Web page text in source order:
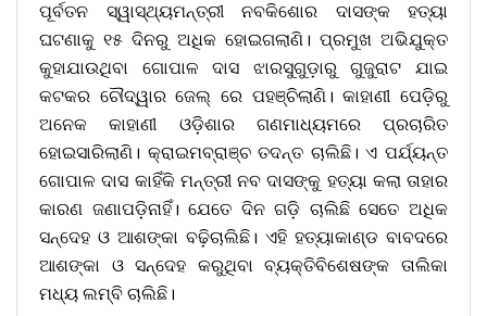
ପୂର୍ବତନ ସ୍ୱାସ୍ଥ୍ୟମନ୍ତ୍ରୀ ନବକିଶୋର ଦାସଙ୍କ ହତ୍ୟା
ଘଟଣାକୁ ୧୫ ଦିନରୁ ଅଧିକ ହୋଇଗଲାଣି। ପ୍ରମୁଖ ଅଭିଯୁକ୍ତ
କୁହାଯାଉଥିବା ଗୋପାଳ ଦାସ ଝାରସୁଗୁଡ଼ାରୁ ଗୁଜୁରାଟ ଯାଇ
କଟକର ଚୌଦ୍ୱାର ଜେଲ୍ ରେ ପହଞ୍ଚିଲାଣି। କାହାଣୀ ପେଡ଼ିରୁ
ଅନେକ କାହାଣୀ ଓଡ଼ିଶାର ଗଣମାଧ୍ୟମରେ ପ୍ରଚାରିତ
ହୋଇସାରିଲାଣି। କ୍ରାଇମବ୍ରାଞ୍ଚ ତଦନ୍ତ ଚାଲିଛି। ଏ ପର୍ଯ୍ୟନ୍ତ
ଗୋପାଳ ଦାସ କାହିଁକି ମନ୍ତ୍ରୀ ନବ ଦାସଙ୍କୁ ହତ୍ୟା କଲା ତାହାର
କାରଣ ଜଣାପଡ଼ିନାହିଁ। ଯେତେ ଦିନ ଗଡ଼ି ଚାଲିଛି ସେତେ ଅଧିକ
ସନ୍ଦେହ ଓ ଆଶଙ୍କା ବଢ଼ିଚାଲିଛି। ଏହି ହତ୍ୟାକାଣ୍ଡ ବାବଦରେ
ଆଶଙ୍କା ଓ ସନ୍ଦେହ କରୁଥିବା ବ୍ୟକ୍ତିବିଶେଷଙ୍କ ତାଲିକା
ମଧ୍ୟ ଲମ୍ବି ଚାଲିଛି।